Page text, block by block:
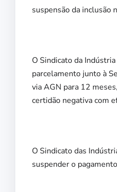
suspensão da inclusão
O Sindicato da
parcelamento junto à
via AGN para 12
certidão negativa com
O Sindicato das
suspender o